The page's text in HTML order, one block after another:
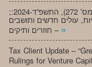
;מעו”דכן מיסים – חוק לתיקון פקודת מס הכנסה (מס’ 272), התשפ”ד-2024:
עולים חדשים ותושבים
חוזרים ותיקים – »
Tax Client Update –
Rulings for Venture